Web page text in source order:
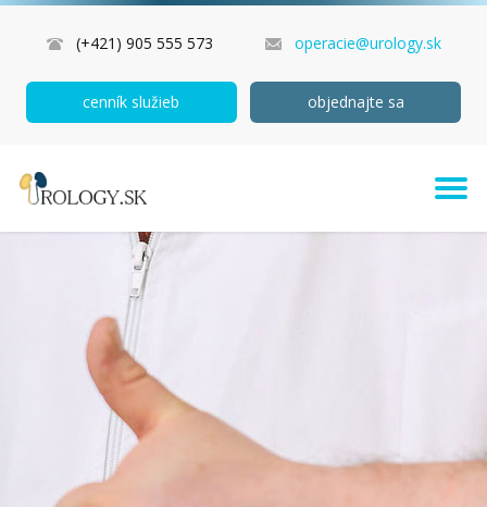
(+421) 905 555 573 operacie@urology.sk
cenník služieb objednajte sa